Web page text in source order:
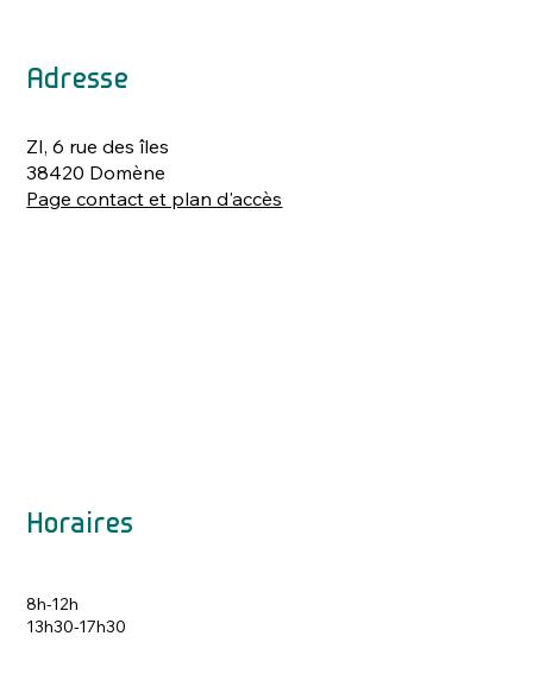
Adresse
ZI, 6 rue des îles
38420 Domène
Page contact et plan d'accès
Horaires
8h-12h
13h30-17h30